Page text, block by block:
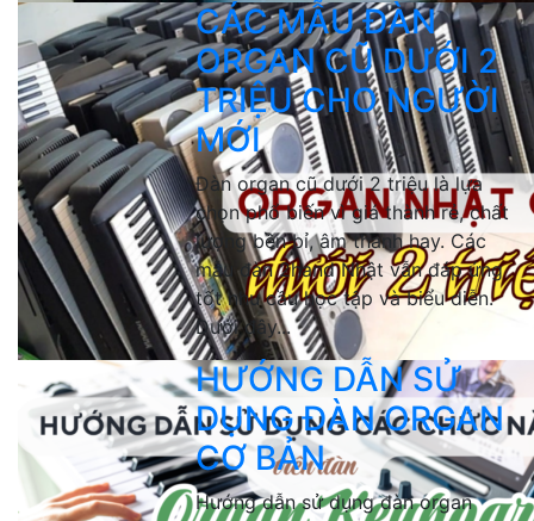
CÁC MẪU ĐÀN
ORGAN CŨ DƯỚI 2
TRIỆU CHO NGƯỜI
MỚI
Đàn organ cũ dưới 2 triệu là lựa
chọn phổ biến vì giá thành rẻ, chất
lượng bền bỉ, âm thanh hay. Các
mẫu đàn 2hand Nhật vẫn đáp ứng
tốt nhu cầu học tập và biểu diễn.
Dưới đây...
HƯỚNG DẪN SỬ
DỤNG ĐÀN ORGAN
CƠ BẢN
Hướng dẫn sử dụng đàn organ